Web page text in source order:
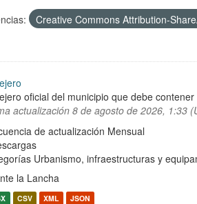
Creative Commons Attribution-
oficial del municipio que debe
actualización 8 de agosto de 2026, 1:33
de actualización Mensual
Urbanismo, infraestructuras y
la Lancha
CSV XML JSON